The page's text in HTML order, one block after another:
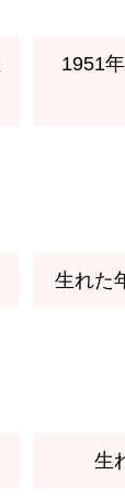
1951
生れた
生